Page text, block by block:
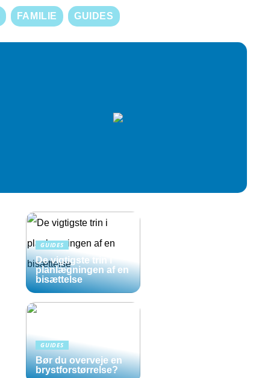
FAMILIE GUIDES
GUIDES
De vigtigste trin i
planlægningen af en
bisættelse
GUIDES
Bør du overveje en
brystforstørrelse?